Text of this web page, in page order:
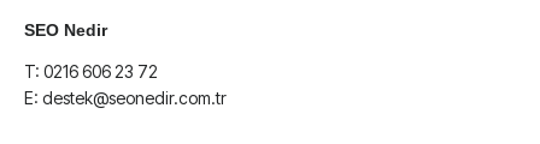
SEO Nedir
T: 0216 606 23 72
E: destek@seonedir.com.tr